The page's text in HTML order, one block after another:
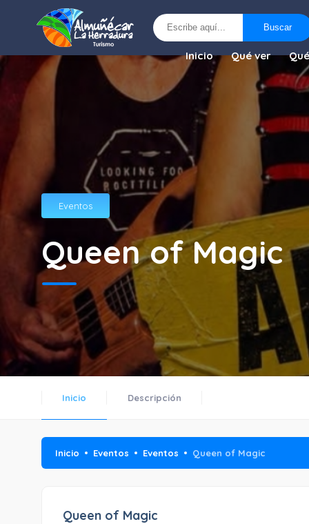
Buscar
Inicio Qué ver
Eventos
Queen of Magic
Inicio Descripción
Inicio Eventos Eventos Queen of Magic
Queen of Magic